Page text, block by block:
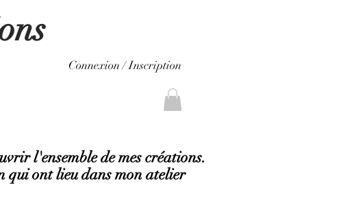
Connexion / Inscription
l'ensemble de mes créations.
qui ont lieu dans mon atelier